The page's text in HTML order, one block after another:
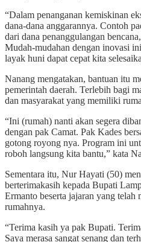
“Dalam penanganan kemiskinan
dana-dana anggarannya. Contoh
dari dana penanggulangan
Mudah-mudahan dengan inovasi
layak huni dapat cepat kita
Nanang mengatakan, bantuan itu
pemerintah daerah. Terlebih bagi
dan masyarakat yang memiliki
“Ini (rumah) nanti akan segera
dengan pak Camat. Pak Kades
gotong royong nya. Program ini
roboh langsung kita bantu,” kata
Sementara itu, Nur Hayati (50)
berterimakasih kepada Bupati
Ermanto beserta jajaran yang telah
rumahnya.
“Terima kasih ya pak Bupati.
Saya merasa sangat senang dan